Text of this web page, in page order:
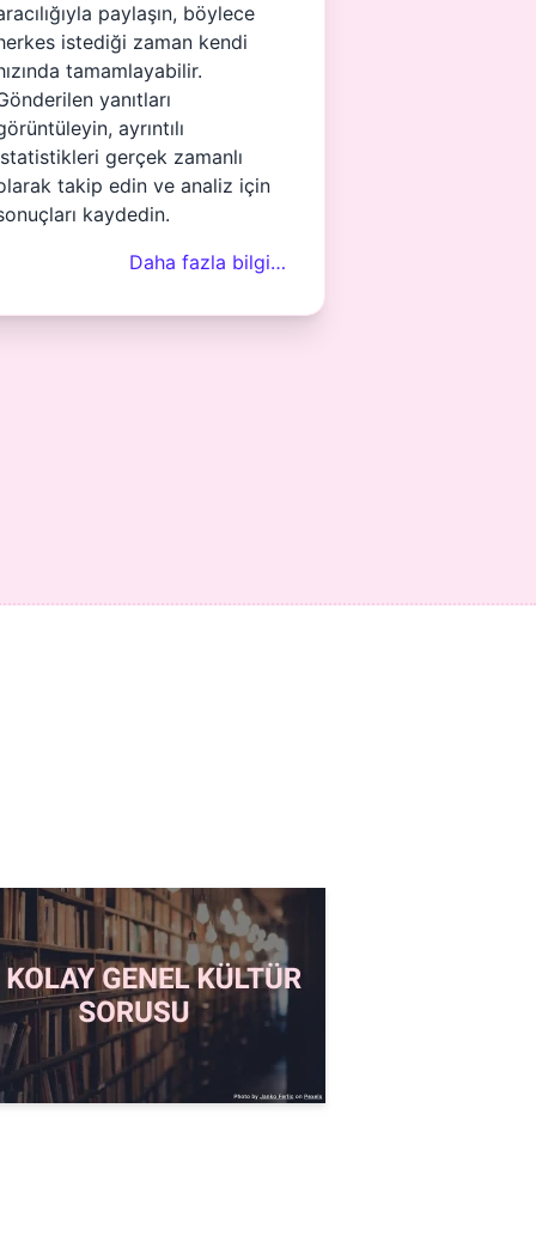
paylaşın, böylece
istediği zaman kendi
tamamlayabilir.
yanıtları
ayrıntılı
gerçek zamanlı
takip edin ve analiz için
kaydedin.
Daha fazla bilgi…